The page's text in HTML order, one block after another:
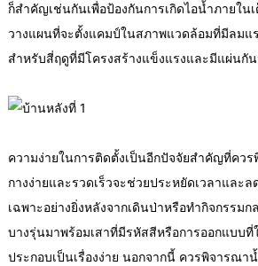
ก็สำคัญเช่นกันเพื่อป้องกันการเกิดไอน้ำภายใ
วางแผนที่จะตั้งแคมป์ในสภาพแวดล้อมที่มีลมแ
สำหรับสี่ฤดูที่มีโครงสร้างแข็งแรงและมีแผ่นกั
ความง่ายในการติดตั้งเป็นอีกปัจจัยสำคัญที่คว
กางง่ายและรวดเร็วจะช่วยประหยัดเวลาและ
เฉพาะอย่างยิ่งหลังจากเดินป่าหรือทำกิจกรรม
บางรุ่นมาพร้อมเสาที่มีรหัสสีหรือการออกแบบที่
ประกอบเป็นเรื่องง่าย นอกจากนี้ ควรพิจารณ